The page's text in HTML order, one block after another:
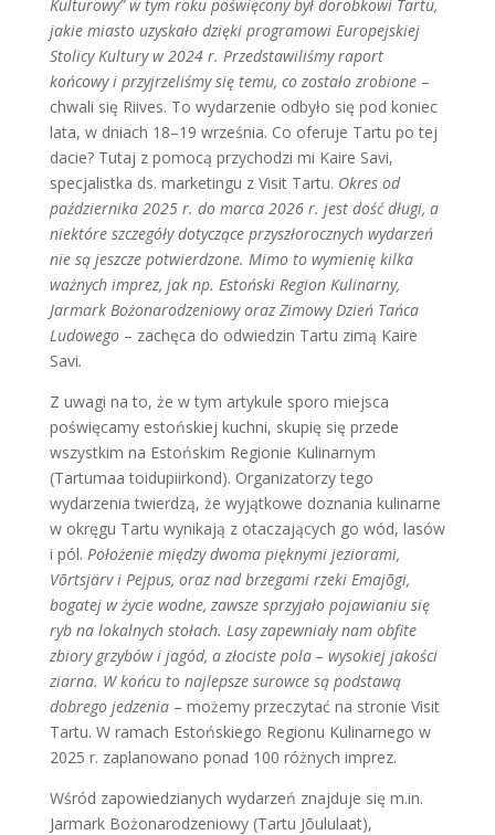
Kulturowy” w tym roku poświęcony był dorobkowi Tartu,
jakie miasto uzyskało dzięki programowi Europejskiej
Stolicy Kultury w 2024 r. Przedstawiliśmy raport
końcowy i przyjrzeliśmy się temu, co zostało zrobione –
chwali się Riives. To wydarzenie odbyło się pod koniec
lata, w dniach 18–19 września. Co oferuje Tartu po tej
dacie? Tutaj z pomocą przychodzi mi Kaire Savi,
specjalistka ds. marketingu z Visit Tartu. Okres od
października 2025 r. do marca 2026 r. jest dość długi, a
niektóre szczegóły dotyczące przyszłorocznych wydarzeń
nie są jeszcze potwierdzone. Mimo to wymienię kilka
ważnych imprez, jak np. Estoński Region Kulinarny,
Jarmark Bożonarodzeniowy oraz Zimowy Dzień Tańca
Ludowego – zachęca do odwiedzin Tartu zimą Kaire
Savi.
Z uwagi na to, że w tym artykule sporo miejsca
poświęcamy estońskiej kuchni, skupię się przede
wszystkim na Estońskim Regionie Kulinarnym
(Tartumaa toidupiirkond). Organizatorzy tego
wydarzenia twierdzą, że wyjątkowe doznania kulinarne
w okręgu Tartu wynikają z otaczających go wód, lasów
i pól. Położenie między dwoma pięknymi jeziorami,
Võrtsjärv i Pejpus, oraz nad brzegami rzeki Emajõgi,
bogatej w życie wodne, zawsze sprzyjało pojawianiu się
ryb na lokalnych stołach. Lasy zapewniały nam obfite
zbiory grzybów i jagód, a złociste pola – wysokiej jakości
ziarna. W końcu to najlepsze surowce są podstawą
dobrego jedzenia– możemy przeczytać na stronie Visit
Tartu. W ramach Estońskiego Regionu Kulinarnego w
2025 r. zaplanowano ponad 100 różnych imprez.
Wśród zapowiedzianych wydarzeń znajduje się m.in.
Jarmark Bożonarodzeniowy (Tartu Jõululaat),